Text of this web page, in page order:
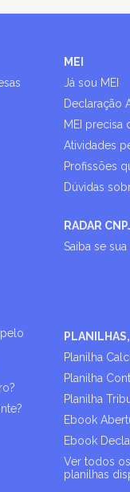
MEI
Já sou MEI
Declaração
MEI precisa
Atividades
Profissões
Dúvidas
RADAR
Saiba se
Planilha
Planilha
Planilha
Ebook
Ebook
Ver todos
planilhas